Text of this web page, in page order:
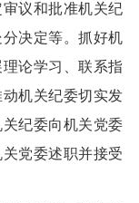
议和批准机关纪
决定等。抓好机
论学习、联系指
机关纪委切实发
纪委向机关党委
党委述职并接受